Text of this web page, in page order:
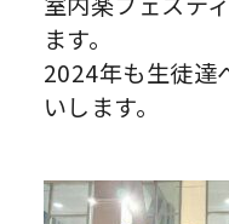
ます。
2024年も生徒達
いします。